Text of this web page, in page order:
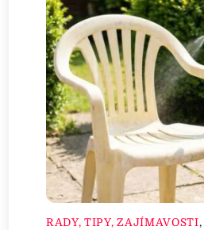
RADY, TIPY, ZAJÍMAVOSTI,